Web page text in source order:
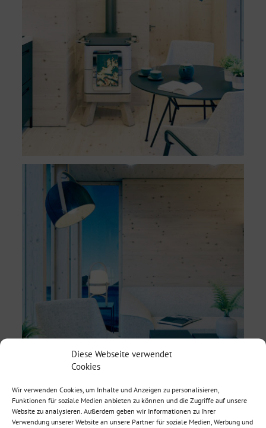
Diese Webseite verwendet
Cookies
Wir verwenden Cookies, um Inhalte und Anzeigen zu personalisieren,
Funktionen für soziale Medien anbieten zu können und die Zugriffe auf unsere
Website zu analysieren. Außerdem geben wir Informationen zu Ihrer
Verwendung unserer Website an unsere Partner für soziale Medien, Werbung und